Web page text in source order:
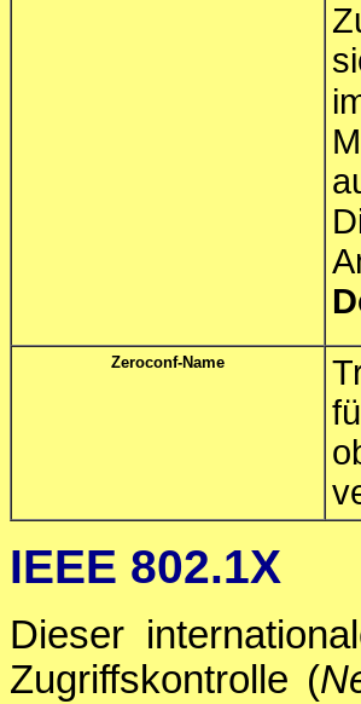
Zeroconf-Name
IEEE 802.1X
Dieser
Zugriffskontrolle (